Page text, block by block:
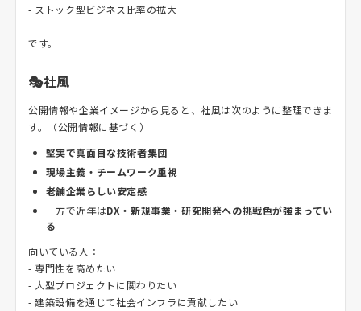
- ストック型ビジネス比率の拡大
です。
🎭社風
公開情報や企業イメージから見ると、社風は次のように整理できま
す。（公開情報に基づく）
堅実で真面目な技術者集団
現場主義・チームワーク重視
老舗企業らしい安定感
一方で近年はDX・新規事業・研究開発への挑戦色が強まってい
る
向いている人：
- 専門性を高めたい
- 大型プロジェクトに関わりたい
- 建築設備を通じて社会インフラに貢献したい